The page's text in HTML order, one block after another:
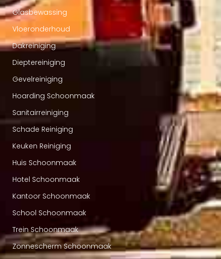
Glasbewassing
Vloeronderhoud
Dakreiniging
Dieptereiniging
Gevelreiniging
Hoarding Schoonmaak
Sanitairreiniging
Schade Reiniging
Keuken Reiniging
Huis Schoonmaak
Hotel Schoonmaak
Kantoor Schoonmaak
School Schoonmaak
Trein Schoonmaak
Zonnescherm Schoonmaak